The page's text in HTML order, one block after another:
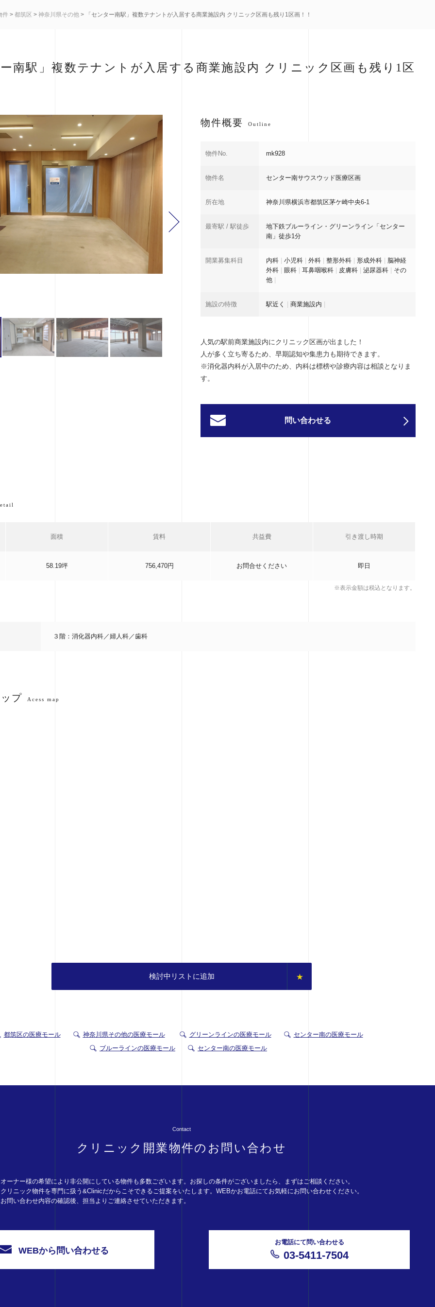
件 > 都筑区 > 神奈川県その他 > 「センター南駅」複数テナントが入居する商業施設内 クリニック区画も残り1区画！！
南駅」複数テナントが入居する商業施設内 クリニック区画も残り1区
物件概要 Outline
物件No. mk928
物件名 センター南サウスウッド医療区画
所在地 神奈川県横浜市都筑区茅ケ崎中央6-1
最寄駅 / 駅徒歩
地下鉄ブルーライン・グリーンライン「センター
南」徒歩1分
開業募集科目 内科 小児科 外科 整形外科 形成外科
脳神経
外科
眼科 耳鼻咽喉科 皮膚科 泌尿器科
その
他
施設の特徴 駅近く 商業施設内
人気の駅前商業施設内にクリニック区画が出ました！
人が多く立ち寄るため、早期認知や集患力も期待できます。
※消化器内科が入居中のため、内科は標榜や診療内容は相談となりま
す。
問い合わせる
面積 賃料 共益費 引き渡し時期
58.19坪 756,470円 お問合せください 即日
※表示金額は税込となります。
３階：消化器内科／婦人科／歯科
プ Acess map
検討中リストに追加
都筑区の医療モール 神奈川県その他の医療モール グリーンラインの医療モール
センター南の医療モール
ブルーラインの医療モール
センター南の医療モール
Contact
クリニック開業物件のお問い合わせ
オーナー様の希望により非公開にしている物件も多数ございます。お探しの条件がございましたら、まずはご相談ください。
クリニック物件を専門に扱う&Clinicだからこそできるご提案をいたします。WEBかお電話にてお気軽にお問い合わせください。
お問い合わせ内容の確認後、担当よりご連絡させていただきます。
WEBから問い合わせる
お電話にて問い合わせる
03-5411-7504